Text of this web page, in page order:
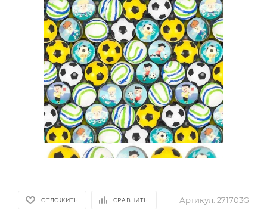
ОТЛОЖИТЬ СРАВНИТЬ Артикул: 271703G